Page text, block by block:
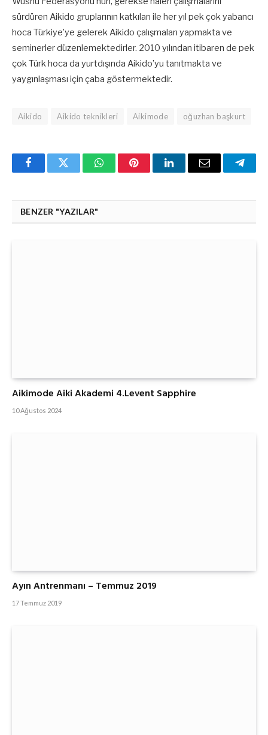
sürdüren Aikido gruplarının katkıları ile her yıl pek çok yabancı
hoca Türkiye’ye gelerek Aikido çalışmaları yapmakta ve
seminerler düzenlemektedirler. 2010 yılından itibaren de pek
çok Türk hoca da yurtdışında Aikido’yu tanıtmakta ve
yaygınlaşması için çaba göstermektedir.
Aikido Aikido teknikleri Aikimode oğuzhan başkurt
FacebookTwitter WhatsAppPinterestLinkedin'de
Email
BENZER "YAZILAR"
Aikimode Aiki Akademi 4.Levent Sapphire
10 Ağustos 2024
Ayın Antrenmanı – Temmuz 2019
17 Temmuz 2019